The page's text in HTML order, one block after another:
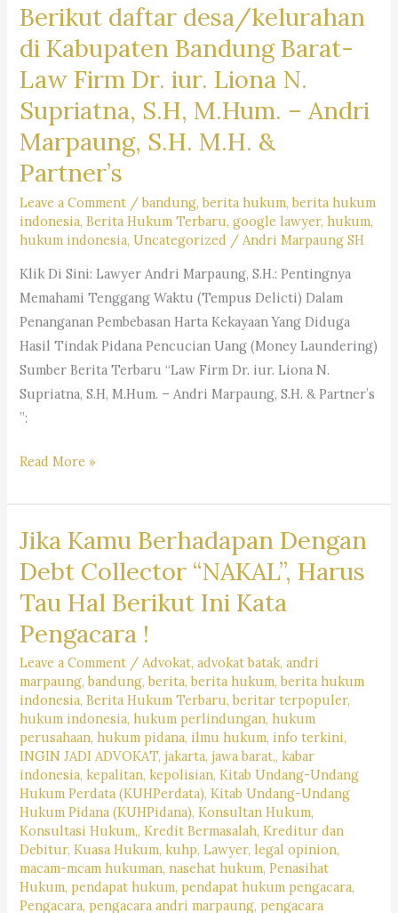
Mahal
Kantor
Hukum
Dr.
Iur
Liona
N.
Supriatna.,
S.H.,
M.Hum.
–
Andri
Marpaung,
S.H.
M.H.&
Partners
Berikut daftar desa/kelurahan
di Kabupaten Bandung Barat-
Law Firm Dr. iur. Liona N.
Supriatna, S.H, M.Hum. – Andri
Marpaung, S.H. M.H. &
Partner’s
Leave a Comment /bandung,berita hukum,berita hukum
indonesia,Berita Hukum Terbaru,google lawyer,hukum,
hukum indonesia,Uncategorized / Andri Marpaung SH
Klik Di Sini: Lawyer Andri Marpaung, S.H.: Pentingnya
Memahami Tenggang Waktu (Tempus Delicti) Dalam
Penanganan Pembebasan Harta Kekayaan Yang Diduga
Hasil Tindak Pidana Pencucian Uang (Money Laundering)
Sumber Berita Terbaru “Law Firm Dr. iur. Liona N.
Supriatna, S.H, M.Hum. – Andri Marpaung, S.H. & Partner’s
”:
Berikut
desa/kelurahan
di
Bandung
Barat-
Law
Dr.
iur. Liona
N.
Supriatna,
S.H,
M.Hum. –
Andri
Marpaung,
S.H.
M.H.
Read More »
Jika Kamu Berhadapan Dengan
Debt Collector “NAKAL”, Harus
Tau Hal Berikut Ini Kata
Pengacara !
Leave a Comment /Advokat,advokat batak,andri
marpaung,bandung,berita,berita hukum,berita hukum
indonesia,Berita Hukum Terbaru,beritar terpopuler,
hukum indonesia,hukum perlindungan,hukum
perusahaan,hukum pidana, ilmu hukum, info terkini,
INGIN JADI ADVOKAT,jakarta,jawa barat,,kabar
indonesia,kepalitan,kepolisian,Kitab Undang-Undang
Hukum Perdata (KUHPerdata),Kitab Undang-Undang
Hukum Pidana (KUHPidana),Konsultan Hukum,
Konsultasi Hukum,,Kredit Bermasalah,Kreditur dan
Debitur,Kuasa Hukum,kuhp,Lawyer,legal opinion,
macam-mcam hukuman,nasehat hukum,Penasihat
Hukum,pendapat hukum,pendapat hukum pengacara,
Pengacara,pengacara andri marpaung,pengacara